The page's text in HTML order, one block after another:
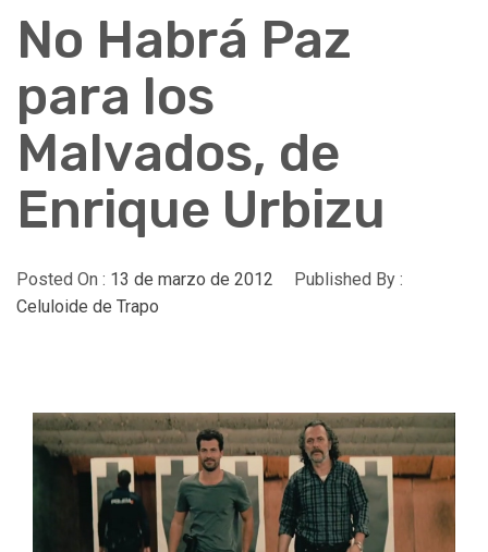
No Habrá Paz
para los
Malvados, de
Enrique Urbizu
Posted On : 13 de marzo de 2012
Published By :
Celuloide de Trapo